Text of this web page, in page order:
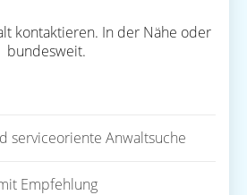
kontaktieren. In der Nähe oder
bundesweit.
serviceoriente Anwaltsuche
Empfehlung